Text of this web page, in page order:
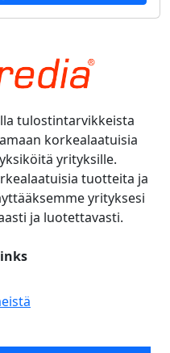
tulostintarvikkeista
korkealaatuisia
yrityksille.
tuotteita ja
yrityksesi
ja luotettavasti.